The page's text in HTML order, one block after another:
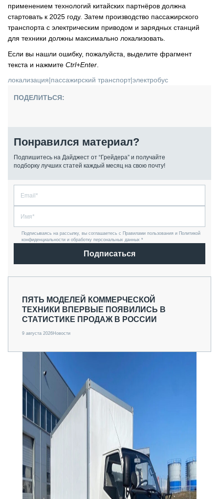
применением технологий китайских партнёров должна
стартовать к 2025 году. Затем производство пассажирского
транспорта с электрическим приводом и зарядных станций
для техники должны максимально локализовать.
Если вы нашли ошибку, пожалуйста, выделите фрагмент
текста и нажмите Ctrl+Enter
локализация|пассажирский транспорт|электробус
ПОДЕЛИТЬСЯ:
Понравился материал?
Подпишитесь на Дайджест от “Грейдера” и получайте
подборку лучших статей каждый месяц на свою почту!
Подписываясь на рассылку, вы соглашаетесь с Правилами пользования и Политикой
конфиденциальности и обработку персональных данных *
Подписаться
ПЯТЬ МОДЕЛЕЙ КОММЕРЧЕСКОЙ
ТЕХНИКИ ВПЕРВЫЕ ПОЯВИЛИСЬ В
СТАТИСТИКЕ ПРОДАЖ В РОССИИ
9 августа 2026Новости